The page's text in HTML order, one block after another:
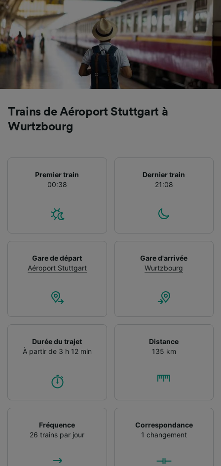
Trains de Aéroport Stuttgart à
Wurtzbourg
Premier train
00:38
Dernier train
21:08
Gare de départ
Aéroport Stuttgart
Gare d'arrivée
Wurtzbourg
Durée du trajet
À partir de 3 h 12 min
Distance
135 km
Fréquence
26 trains par jour
Correspondance
1 changement
Utiliser des données de géolocalisation
précises. Analyser activement les
caractéristiques de l’appareil pour
l’identification. Stocker et/ou accéder à des
informations sur un appareil. Publicités et
contenu personnalisés, mesure de
performance des publicités et du contenu,
études d’audience et développement de
services.
Liste de nos partenaires (fournisseurs)